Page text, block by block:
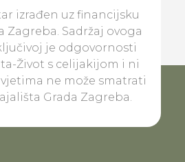
izrađen uz financijsku
Zagreba. Sadržaj ovoga
je odgovornosti
Život s celijakijom i ni
ne može smatrati
Grada Zagreba.